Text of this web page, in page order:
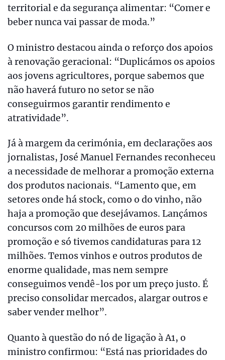
territorial e da segurança alimentar: “Comer e
beber nunca vai passar de moda.”
O ministro destacou ainda o reforço dos apoios
à renovação geracional: “Duplicámos os apoios
aos jovens agricultores, porque sabemos que
não haverá futuro no setor se não
conseguirmos garantir rendimento e
atratividade”.
Já à margem da cerimónia, em declarações aos
jornalistas, José Manuel Fernandes reconheceu
a necessidade de melhorar a promoção externa
dos produtos nacionais. “Lamento que, em
setores onde há stock, como o do vinho, não
haja a promoção que desejávamos. Lançámos
concursos com 20 milhões de euros para
promoção e só tivemos candidaturas para 12
milhões. Temos vinhos e outros produtos de
enorme qualidade, mas nem sempre
conseguimos vendê-los por um preço justo. É
preciso consolidar mercados, alargar outros e
saber vender melhor”.
Quanto à questão do nó de ligação à A1, o
ministro confirmou: “Está nas prioridades do